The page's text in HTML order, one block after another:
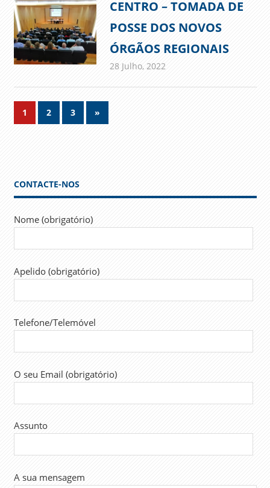
CENTRO – TOMADA DE
POSSE DOS NOVOS
ÓRGÃOS REGIONAIS
28 Julho, 2022
Navegação
1 2 3
Next
Posts
»
CONTACTE-NOS
Nome (obrigatório)
Apelido (obrigatório)
Telefone/Telemóvel
O seu Email (obrigatório)
Assunto
A sua mensagem